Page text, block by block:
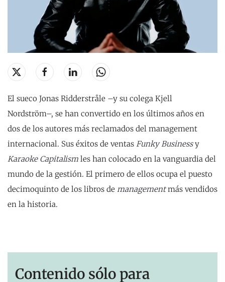
El sueco Jonas Ridderstråle –y su colega Kjell
Nordström–, se han convertido en los últimos años en
dos de los autores más reclamados del management
internacional. Sus éxitos de ventas Funky Businessy
Karaoke Capitalism les han colocado en la vanguardia del
mundo de la gestión. El primero de ellos ocupa el puesto
decimoquinto de los libros de managementmás vendidos
en la historia.
Contenido sólo para